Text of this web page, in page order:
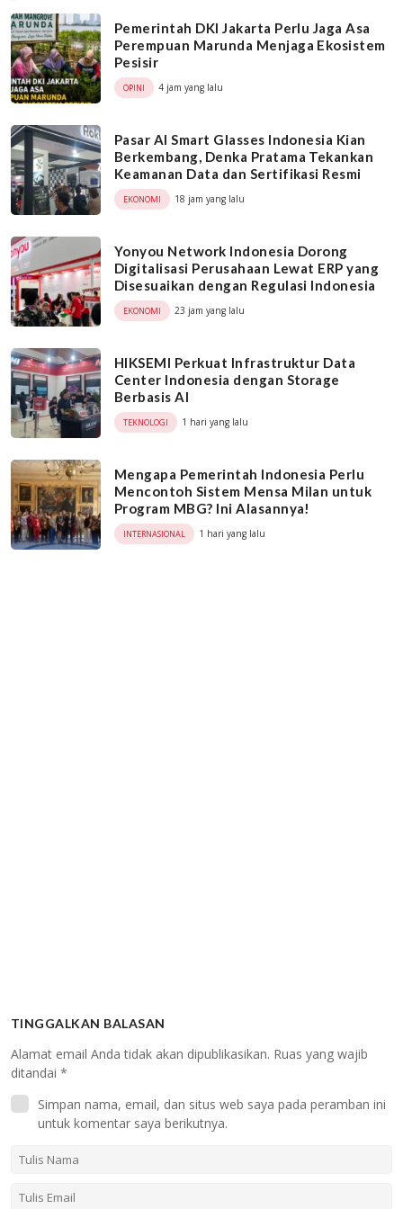
Pemerintah DKI Jakarta Perlu Jaga Asa
Perempuan Marunda Menjaga Ekosistem
Pesisir
OPINI 4 jam yang lalu
Pasar AI Smart Glasses Indonesia Kian
Berkembang, Denka Pratama Tekankan
Keamanan Data dan Sertifikasi Resmi
EKONOMI 18 jam yang lalu
Yonyou Network Indonesia Dorong
Digitalisasi Perusahaan Lewat ERP yang
Disesuaikan dengan Regulasi Indonesia
EKONOMI 23 jam yang lalu
HIKSEMI Perkuat Infrastruktur Data
Center Indonesia dengan Storage
Berbasis AI
TEKNOLOGI 1 hari yang lalu
Mengapa Pemerintah Indonesia Perlu
Mencontoh Sistem Mensa Milan untuk
Program MBG? Ini Alasannya!
INTERNASIONAL 1 hari yang lalu
TINGGALKAN BALASAN
Alamat email Anda tidak akan dipublikasikan. Ruas yang wajib
ditandai *
Simpan nama, email, dan situs web saya pada peramban ini
untuk komentar saya berikutnya.